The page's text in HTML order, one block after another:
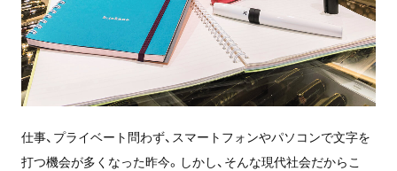
仕事、プライベート問わず、スマートフォンやパソコンで文字を
打つ機会が多くなった昨今。しかし、そんな現代社会だからこ